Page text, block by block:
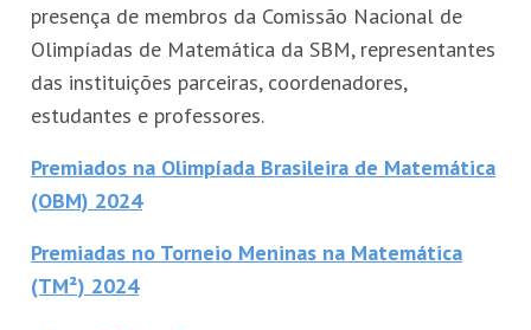
presença de membros da Comissão Nacional de
Olimpíadas de Matemática da SBM, representantes
das instituições parceiras, coordenadores,
estudantes e professores.
Premiados na Olimpíada Brasileira de Matemática
(OBM) 2024
Premiadas no Torneio Meninas na Matemática
(TM²) 2024